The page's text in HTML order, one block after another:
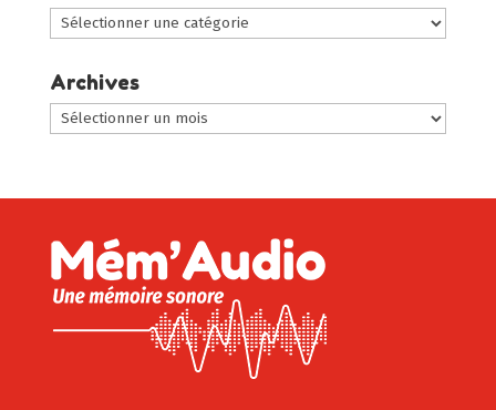
Choisir
une
catégorie
:
Archives
Archives